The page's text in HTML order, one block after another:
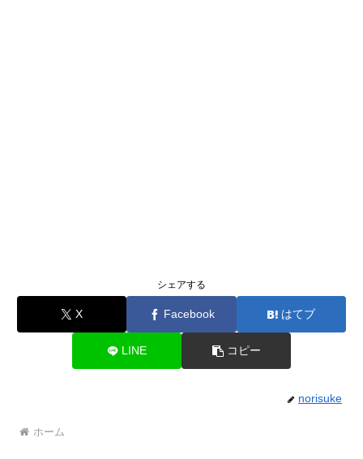
シェアする
X Facebook はてブ
LINE コピー
norisuke
ホーム